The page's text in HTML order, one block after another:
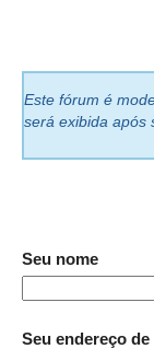
Este fórum é
será exibida após
Seu nome
Seu endereço de